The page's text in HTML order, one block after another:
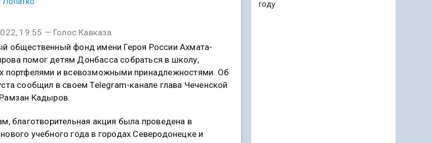
19:55 — Голос Кавказа
общественный фонд имени Героя России Ахмата-
помог детям Донбасса собраться в школу,
портфелями и всевозможными принадлежностями. Об
сообщил в своем Telegram-канале глава Чеченской
Кадыров.
благотворительная акция была проведена в
учебного года в городах Северодонецке и
году